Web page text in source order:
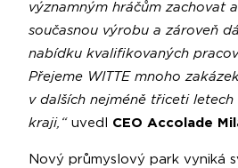
významným hráčům zachovat
současnou výrobu a zároveň
nabídku kvalifikovaných
Přejeme WITTE mnoho
v dalších nejméně třiceti letech
kraji,“ uvedl CEO Accolade
Nový průmyslový park vyniká